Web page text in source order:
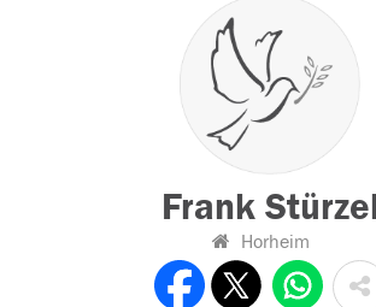
Frank
Horheim